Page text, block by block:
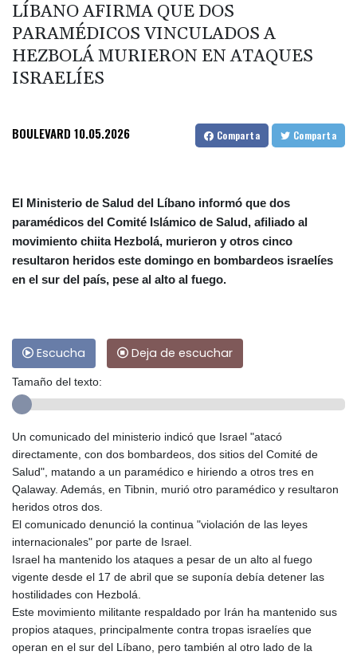
LÍBANO AFIRMA QUE DOS
PARAMÉDICOS VINCULADOS A
HEZBOLÁ MURIERON EN ATAQUES
ISRAELÍES
BOULEVARD 10.05.2026 Comparta Comparta
El Ministerio de Salud del Líbano informó que dos
paramédicos del Comité Islámico de Salud, afiliado al
movimiento chiita Hezbolá, murieron y otros cinco
resultaron heridos este domingo en bombardeos israelíes
en el sur del país, pese al alto al fuego.
Escucha Deja de escuchar
Tamaño del texto:
Un comunicado del ministerio indicó que Israel "atacó
directamente, con dos bombardeos, dos sitios del Comité de
Salud", matando a un paramédico e hiriendo a otros tres en
Qalaway. Además, en Tibnin, murió otro paramédico y resultaron
heridos otros dos.
El comunicado denunció la continua "violación de las leyes
internacionales" por parte de Israel.
Israel ha mantenido los ataques a pesar de un alto al fuego
vigente desde el 17 de abril que se suponía debía detener las
hostilidades con Hezbolá.
Este movimiento militante respaldado por Irán ha mantenido sus
propios ataques, principalmente contra tropas israelíes que
operan en el sur del Líbano, pero también al otro lado de la